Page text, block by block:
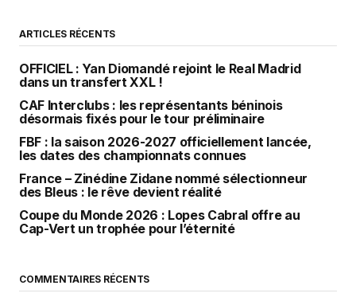
ARTICLES RÉCENTS
OFFICIEL : Yan Diomandé rejoint le Real Madrid
dans un transfert XXL !
CAF Interclubs : les représentants béninois
désormais fixés pour le tour préliminaire
FBF : la saison 2026-2027 officiellement lancée,
les dates des championnats connues
France – Zinédine Zidane nommé sélectionneur
des Bleus : le rêve devient réalité
Coupe du Monde 2026 : Lopes Cabral offre au
Cap-Vert un trophée pour l’éternité
COMMENTAIRES RÉCENTS